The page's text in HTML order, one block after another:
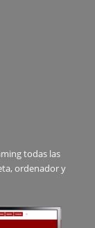
todas las
ordenador y